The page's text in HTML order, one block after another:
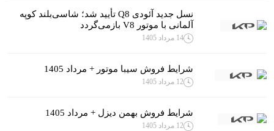
نسل جدید آئودی Q8 تأیید شد؛ شاسی‌بلند کوپه
آلمانی با موتور V8 بازمی‌گردد
14 مرداد 1405
شرایط فروش سیبا موتور + مرداد 1405
12 مرداد 1405
شرایط فروش بهمن دیزل + مرداد 1405
12 مرداد 1405